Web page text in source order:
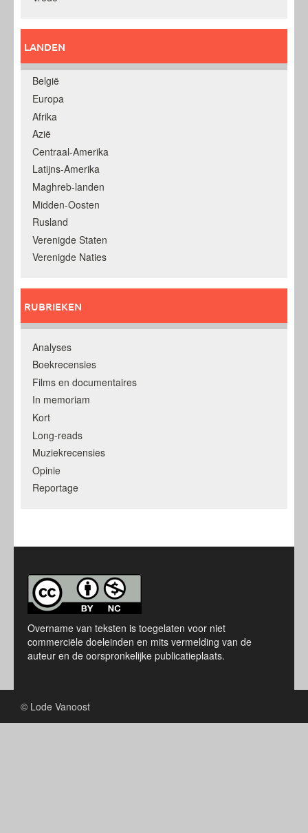
LANDEN
België
Europa
Afrika
Azië
Centraal-Amerika
Latijns-Amerika
Maghreb-landen
Midden-Oosten
Rusland
Verenigde Staten
Verenigde Naties
RUBRIEKEN
Analyses
Boekrecensies
Films en documentaires
In memoriam
Kort
Long-reads
Muziekrecensies
Opinie
Reportage
Overname van teksten is toegelaten voor niet
commerciële doeleinden en mits vermelding van de
auteur en de oorspronkelijke publicatieplaats.
© Lode Vanoost